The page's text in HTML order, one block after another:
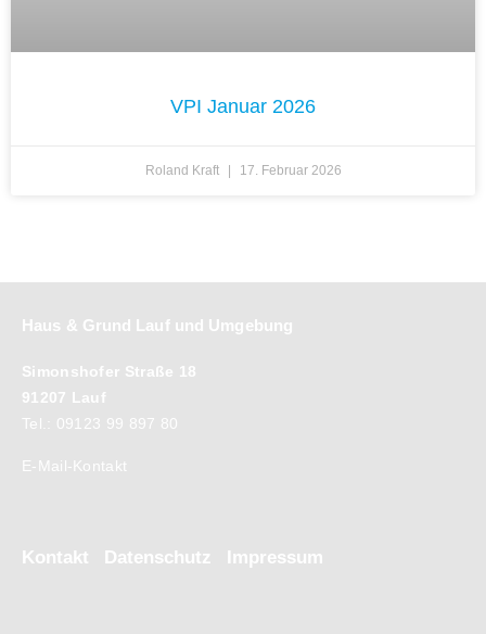
VPI Januar 2026
Roland Kraft 17. Februar 2026
Haus & Grund Lauf und Umgebung
Simonshofer Straße 18
91207 Lauf
Tel.: 09123 99 897 80
E-Mail-Kontakt
Kontakt Datenschutz Impressum